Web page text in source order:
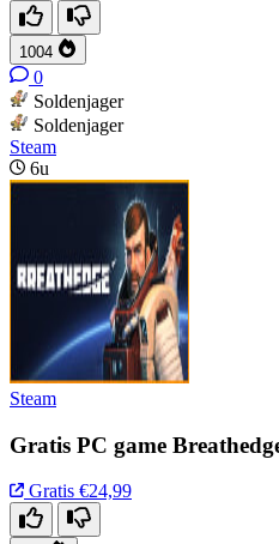
1004
0
Soldenjager
Soldenjager
Steam
6u
Steam
Gratis PC game
Gratis €24,99